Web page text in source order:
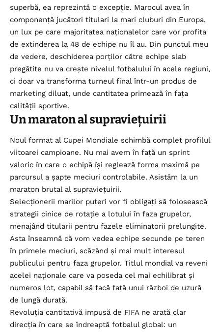
superbă, ea reprezintă o excepție. Marocul avea în
componență jucători titulari la mari cluburi din Europa,
un lux pe care majoritatea naționalelor care vor profita
de extinderea la 48 de echipe nu îl au. Din punctul meu
de vedere, deschiderea porților către echipe slab
pregătite nu va crește nivelul fotbalului în acele regiuni,
ci doar va transforma turneul final într-un produs de
marketing diluat, unde cantitatea primează în fața
calității sportive.
Un maraton al supraviețuirii
Noul format al Cupei Mondiale schimbă complet profilul
viitoarei campioane. Nu mai avem în față un sprint
valoric în care o echipă își reglează forma maximă pe
parcursul a șapte meciuri controlabile. Asistăm la un
maraton brutal al supraviețuirii.
Selecționerii marilor puteri vor fi obligați să folosească
strategii cinice de rotație a lotului în faza grupelor,
menajând titularii pentru fazele eliminatorii prelungite.
Asta înseamnă că vom vedea echipe secunde pe teren
în primele meciuri, scăzând și mai mult interesul
publicului pentru faza grupelor. Titlul mondial va reveni
acelei naționale care va poseda cel mai echilibrat și
numeros lot, capabil să facă față unui război de uzură
de lungă durată.
Revoluția cantitativă impusă de FIFA ne arată clar
direcția în care se îndreaptă fotbalul global: un